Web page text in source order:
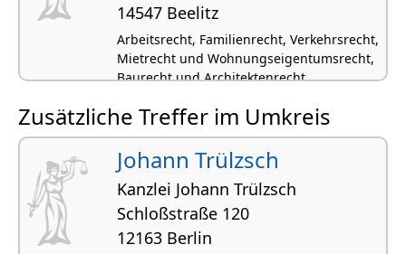
14547 Beelitz
Arbeitsrecht, Familienrecht, Verkehrsrecht,
Mietrecht und Wohnungseigentumsrecht,
Baurecht und Architektenrecht
Zusätzliche Treffer im Umkreis
Johann Trülzsch
Kanzlei Johann Trülzsch
Schloßstraße 120
12163 Berlin